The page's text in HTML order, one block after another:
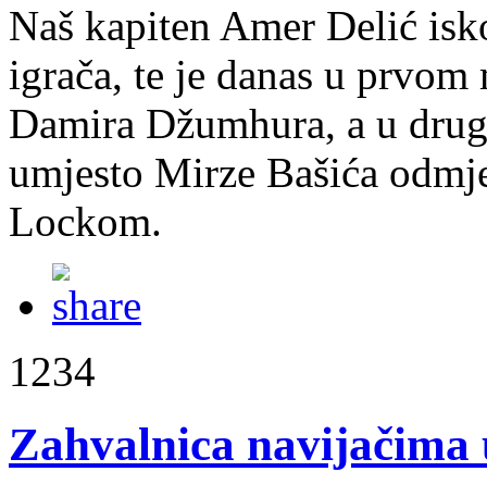
Naš kapiten Amer Delić
igrača, te je danas u
Damira Džumhura, a u
umjesto Mirze Bašića
Lockom.
1234
Zahvalnica navijačima